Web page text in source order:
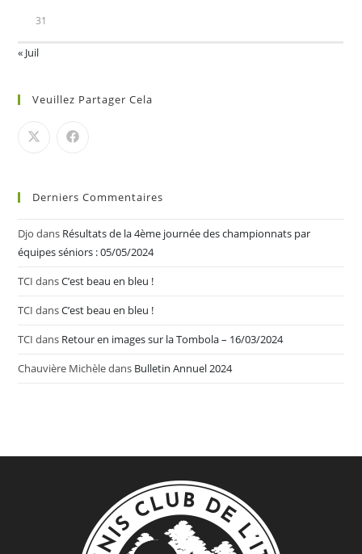
31
« Juil
Veuillez Partager Cela
Derniers Commentaires
Djo dans Résultats de la 4ème journée des championnats par
équipes séniors : 05/05/2024
TCI dansC’est beau en bleu !
TCI dansC’est beau en bleu !
TCI dans Retour en images sur la Tombola – 16/03/2024
Chauvière Michèledans Bulletin Annuel 2024